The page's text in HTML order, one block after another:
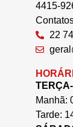
4415-
22
Manhã:
Tarde: